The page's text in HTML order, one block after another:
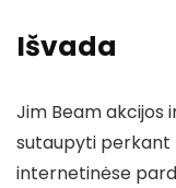
Išvada
Jim Beam akcijos
sutaupyti perkant
internetinėse